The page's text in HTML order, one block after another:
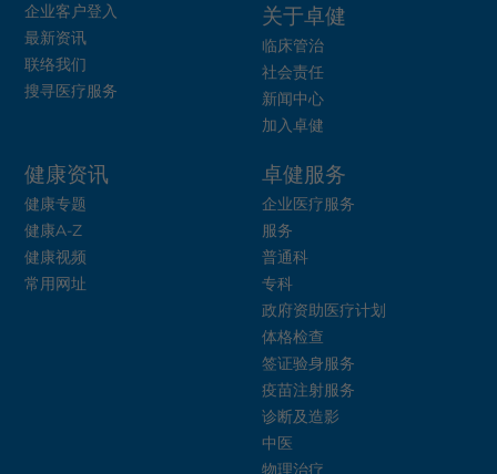
企业客户登入
最新资讯
联络我们
搜寻医疗服务
关于卓健
临床管治
社会责任
新闻中心
加入卓健
健康资讯
健康专题
健康A-Z
健康视频
常用网址
卓健服务
企业医疗服务
服务
普通科
专科
政府资助医疗计划
体格检查
签证验身服务
疫苗注射服务
诊断及造影
中医
物理治疗